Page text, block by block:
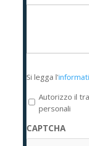
legga
l'informativa
sulla
privacy
*
Si legga l'
Autorizzo il
personali
CAPTCHA